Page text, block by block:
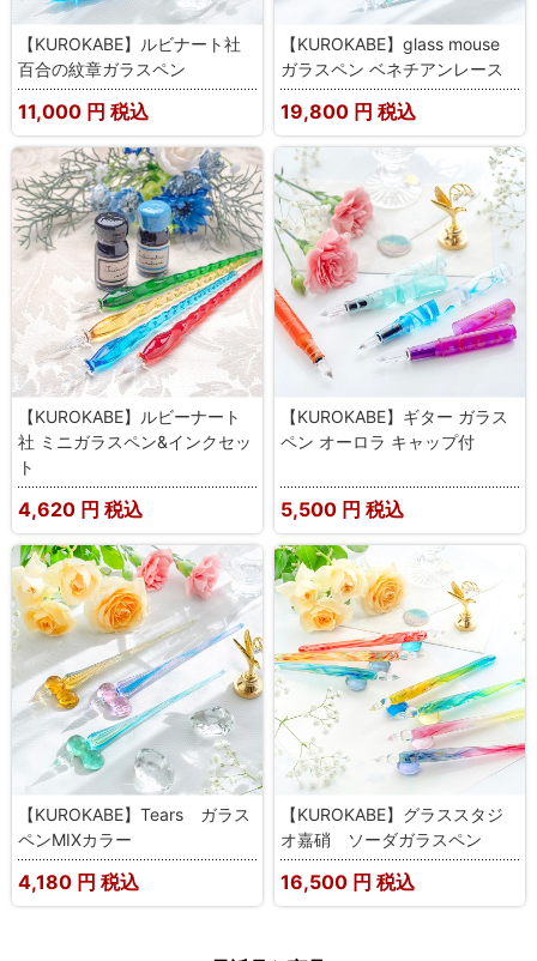
【KUROKABE】ルビナート社
百合の紋章ガラスペン
11,000 円 税込
【KUROKABE】glass mouse
ガラスペン ベネチアンレース
19,800 円 税込
【KUROKABE】ルビーナート
社 ミニガラスペン&インクセッ
ト
4,620 円 税込
【KUROKABE】ギター ガラス
ペン オーロラ キャップ付
5,500 円 税込
【KUROKABE】Tears ガラス
ペンMIXカラー
4,180 円 税込
【KUROKABE】グラススタジ
オ嘉硝 ソーダガラスペン
16,500 円 税込